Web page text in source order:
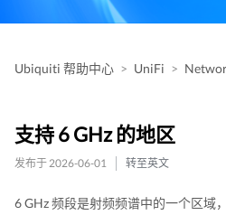
Ubiquiti 帮助中心 UniFi
支持 6 GHz 的地区
发布于 2026-06-01 转至英文
6 GHz 频段是射频频谱中的一个区域